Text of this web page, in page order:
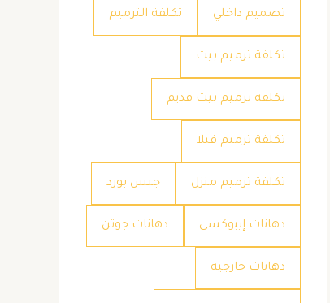
تصميم داخلي تكلفة الترميم
تكلفة ترميم بيت
تكلفة ترميم بيت قديم
تكلفة ترميم فيلا
تكلفة ترميم منزل جبس بورد
دهانات إيبوكسي دهانات جوتن
دهانات خارجية